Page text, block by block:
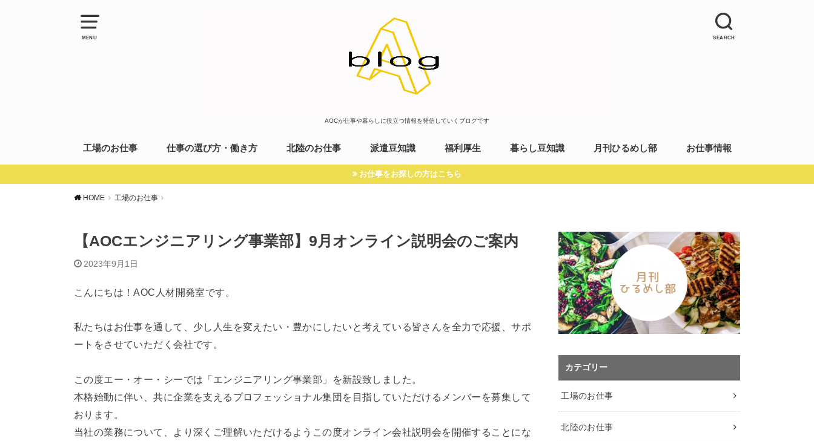
MENU SEARCH
AOCが仕事や暮らしに役立つ情報を発信していくブログです
工場のお仕事 仕事の選び方・働き方 北陸のお仕事 派遣豆知識 福利厚生 暮らし豆知識 月刊ひるめし部 お仕事情報
お仕事をお探しの方はこちら
HOME 工場のお仕事
【AOCエンジニアリング事業部】9月オンライン説明会のご案内
2023年9月1日
こんにちは！AOC人材開発室です。
私たちはお仕事を通して、少し人生を変えたい・豊かにしたいと考えている皆さんを全力で応援、サポ
ートをさせていただく会社です。
この度エー・オー・シーでは「エンジニアリング事業部」を新設致しました。
本格始動に伴い、共に企業を支えるプロフェッショナル集団を目指していただけるメンバーを募集して
おります。
当社の業務について、より深くご理解いただけるようこの度オンライン会社説明会を開催することにな
カテゴリー
工場のお仕事
北陸のお仕事